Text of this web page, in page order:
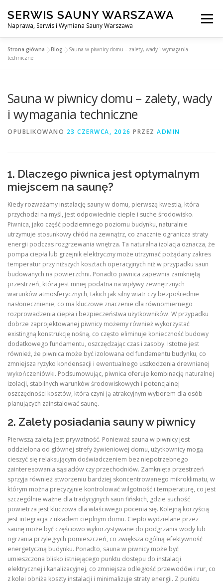
treści
SERWIS SAUNY WARSZAWA
Naprawa, Serwis i Wymiana Sauny Warszawa
Menu
SERWIS DO SAUNY WARSZAWA
Strona główna »Blog »Sauna w piwnicy domu – zalety, wady i wymagania
techniczne
Sauna w piwnicy domu – zalety, wady
i wymagania techniczne
OPUBLIKOWANO 23 CZERWCA, 2026 PRZEZ ADMIN
1. Dlaczego piwnica jest optymalnym
miejscem na saunę?
Kiedy rozważamy instalację sauny w domu, pierwszą kwestią, która
przychodzi na myśl, jest odpowiednie ciepłe i suche środowisko.
Piwnica, jako część podziemnego poziomu budynku, naturalnie
utrzymuje stosunkowy chłód na zewnątrz, co znacznie ogranicza straty
energii podczas rozgrzewania wnętrza. Ta naturalna izolacja oznacza, że
pompa ciepła lub grzejnik elektryczny może utrzymać pożądany zakres
temperatur przy niższych kosztach operacyjnych niż w przypadku saun
budowanych na powierzchni. Ponadto piwnica zapewnia zamkniętą
przestrzeń, która jest mniej podatna na wpływy zewnętrznych
warunków atmosferycznych, takich jak silny wiatr czy bezpośrednie
nasłonecznienie, co ma kluczowe znaczenie dla równomiernego
rozprowadzenia ciepła i bezpieczeństwa użytkowników. W przypadku
dobrze zaprojektowanej piwnicy możemy również wykorzystać
existingną konstrukcję nośną, co często eliminuje konieczność budowy
dodatkowego fundamentu, oszczędzając czas i zasoby. Istotne jest
również, że piwnica może być izolowana od fundamentu budynku, co
zmniejsza ryzyko kondensacji i ewentualnego uszkodzenia drewnianej
wykończeniówki. Podsumowując, piwnica oferuje kombinację naturalnej
izolacji, stabilnych warunków środowiskowych i potencjalnej
oszczędności kosztów, która czyni ją atrakcyjnym wyborem dla osób
planujących zainstalować saunę.
2. Zalety posiadania sauny w piwnicy
Pierwszą zaletą jest prywatność. Ponieważ sauna w piwnicy jest
oddzielona od głównej strefy żywieniowej domu, użytkownicy mogą
cieszyć się relaksującym doświadczeniem bez niepotrzebnego
zainteresowania sąsiadów czy przechodniów. Zamknięta przestrzeń
sprzyja również stworzeniu bardziej skoncentrowanego mikroklimatu, w
którym można precyzyjnie kontrolować wilgotność i temperaturę, co jest
szczególnie ważne dla tradycyjnych saun fińskich, gdzie suchość
powietrza jest kluczowa dla właściwego pocenia się. Kolejną korzyścią
jest integracja z układem cieplnym domu. Ciepło wydzielane przez
saunę może być częściowo wykorzystywane do podgrzania wody lub
ogrzania przyległych pomieszczeń, co zwiększa ogólną efektywność
energetyczną budynku. Ponadto, sauna w piwnicy może być
umieszczona blisko istniejącego punktu dostępu do instalacji
elektrycznej i kanalizacyjnej, co zmniejsza odległość przewodów i rur, co
z kolei obniża koszty instalacji i minimalizuje straty energii. Z punktu